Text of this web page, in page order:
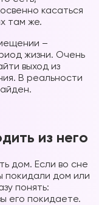
касаться
там же.
–
жизни. Очень
выход из
В реальности
из него
дом. Если во сне
покидали дом или
понять:
его покидаете.